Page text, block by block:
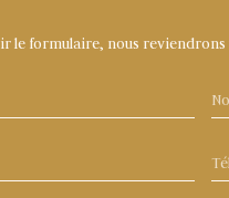
le formulaire, nous reviendrons